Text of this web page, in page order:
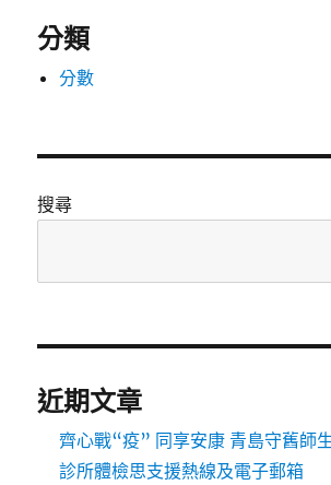
分類
分數
搜尋
近期文章
齊心戰“疫” 同享安康 青島守舊師
診所體檢思支援熱線及電子郵箱